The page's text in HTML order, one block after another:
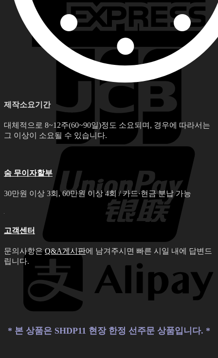
제작소요기간
대체적으로 8~12주(60~90일)정도 소요되며, 경우에 따라서는
그 이상이 소요될 수 있습니다.
숨 무이자할부
30만원 이상 3회, 60만원 이상 4회 / 카드·현금 분납 가능
고객센터
문의사항은Q&A게시판에 남겨주시면 빠른 시일 내에 답변드
립니다.
* 본 상품은 SHDP11 현장 한정 선주문 상품입니다. *